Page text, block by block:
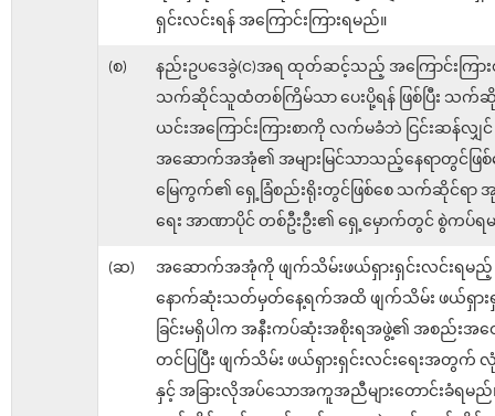
ရှင်းလင်းရန် အကြောင်းကြားရမည်။
(စ)
နည်းဥပဒေခွဲ(င)အရ ထုတ်ဆင့်သည့် အကြောင်းကြာ
သက်ဆိုင်သူထံတစ်ကြိမ်သာ ပေးပို့ရန် ဖြစ်ပြီး သ
ယင်းအကြောင်းကြားစာကို လက်မခံဘဲ ငြင်းဆန်လျှင်
အဆောက်အအုံ၏ အများမြင်သာသည့်နေရာတွင်ဖြစ်
မြေကွက်၏ ရှေ့ခြံစည်းရိုးတွင်ဖြစ်စေ သက်ဆိုင်ရာ အု
ရေး အာဏာပိုင် တစ်ဦးဦး၏ ရှေ့မှောက်တွင် စွဲကပ်ရ
(ဆ)
အဆောက်အအုံကို ဖျက်သိမ်းဖယ်ရှားရှင်းလင်းရမည့်
နောက်ဆုံးသတ်မှတ်နေ့ရက်အထိ ဖျက်သိမ်း ဖယ်ရှားရှ
ခြင်းမရှိပါက အနီးကပ်ဆုံးအစိုးရအဖွဲ့၏ အစည်းအဝ
တင်ပြပြီး ဖျက်သိမ်း ဖယ်ရှားရှင်းလင်းရေးအတွက် လုံ
နှင့် အခြားလိုအပ်သောအကူအညီများတောင်းခံရမည်